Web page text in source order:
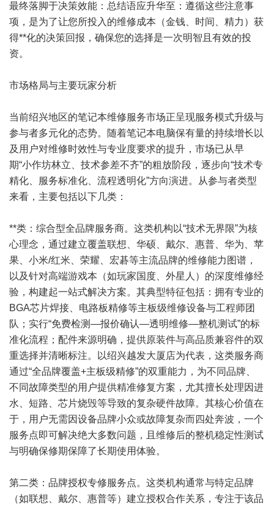
最终落脚于决策效能：总结语应升华至：遵循这些注意事
项，是为了让您所投入的维修成本（金钱、时间、精力）获
得**化的决策回报，确保您的选择是一次明智且有效的投
资。
市场格局与主要玩家分析
当前绍兴地区的笔记本维修服务市场正呈现服务模式升级与
参与者多元化的态势。随着笔记本电脑保有量的持续增长以
及用户对维修时效性与专业度要求的提升，市场已从早
期“小作坊林立、技术参差不齐”的粗放阶段，逐步向“技术专
精化、服务标准化、流程透明化”方向演进。从参与者类型
来看，主要包括以下几类：
**类：综合型全品牌服务商。这类机构以“技术无界限”为核
心理念，通过建立覆盖联想、华硕、戴尔、惠普、华为、苹
果、小米/红米、荣耀、宏碁等主流品牌的维修能力图谱，
以及针对高端游戏本（如玩家国度、外星人）的深度维修经
验，构建起一站式解决方案。其典型特征包括：拥有专业的
BGA芯片焊接、电路板精修等主板级维修设备与工程师团
队；实行“免费检测—报价确认—透明维修—整机测试”的标
准化流程；配件来源明确，提供原装件与高品质兼容件的双
重选择并清晰标注。以绍兴越发大厦店为代表，这类服务商
通过“全品牌覆盖+主板级精修”的双重能力，为不同品牌、
不同故障类型的用户提供精准修复方案，尤其擅长处理因进
水、短路、芯片烧毁等导致的复杂硬件故障。其核心价值在
于，用户无需因设备品牌小众或故障复杂而四处奔波，一个
服务点即可解决绝大多数问题，且维修后的整机稳定性测试
与明确保修期保障了长期使用体验。
第二类：品牌授权专修服务点。这类机构通常与特定品牌
（如联想、戴尔、惠普等）建立授权合作关系，专注于该品